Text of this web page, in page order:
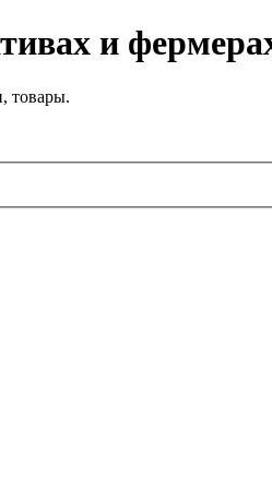
и
товары.